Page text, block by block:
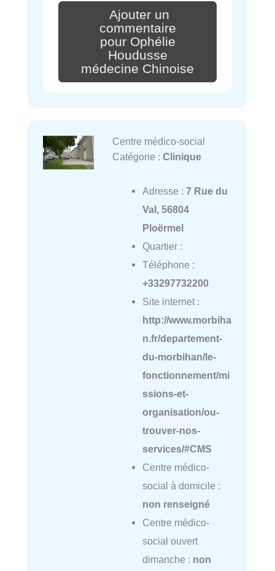
Ajouter un
commentaire
pour Ophélie
Houdusse
médecine Chinoise
Centre médico-social
Catégorie : Clinique
Adresse : 7 Rue du
Val, 56804
Ploërmel
Quartier :
Téléphone :
+33297732200
Site internet :
http://www.morbiha
n.fr/departement-
du-morbihan/le-
fonctionnement/mi
ssions-et-
organisation/ou-
trouver-nos-
services/#CMS
Centre médico-
social à domicile :
non renseigné
Centre médico-
social ouvert
dimanche : non